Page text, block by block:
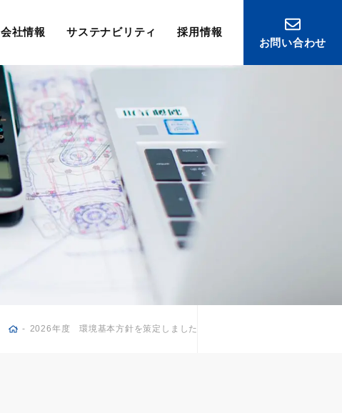
会社情報 サステナビリティ
採用情報
お問い合わせ
- 2026年度 環境基本方針を策定しました